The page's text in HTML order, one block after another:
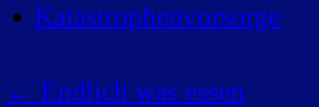
Katastrophenvorsorge
← Endlich was essen